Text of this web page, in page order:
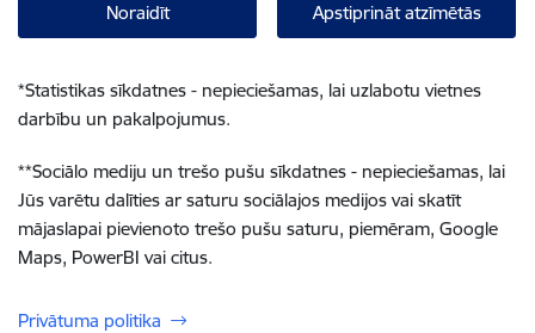
Noraidīt Apstiprināt atzīmētās
*Statistikas sīkdatnes - nepieciešamas, lai uzlabotu vietnes
darbību un pakalpojumus.
**Sociālo mediju un trešo pušu sīkdatnes - nepieciešamas, lai
Jūs varētu dalīties ar saturu sociālajos medijos vai skatīt
mājaslapai pievienoto trešo pušu saturu, piemēram, Google
Maps, PowerBI vai citus.
Privātuma politika